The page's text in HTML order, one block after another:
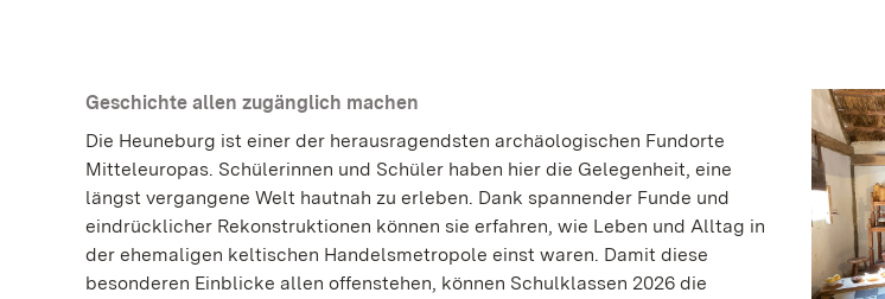
Geschichte allen zugänglich machen
Die Heuneburg ist einer der herausragendsten archäologischen Fundorte
Mitteleuropas. Schülerinnen und Schüler haben hier die Gelegenheit, eine
längst vergangene Welt hautnah zu erleben. Dank spannender Funde und
eindrücklicher Rekonstruktionen können sie erfahren, wie Leben und Alltag in
der ehemaligen keltischen Handelsmetropole einst waren. Damit diese
besonderen Einblicke allen offenstehen, können Schulklassen 2026 die